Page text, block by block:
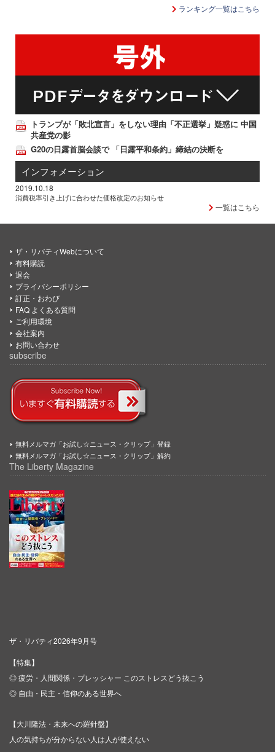
ランキング一覧はこちら
トランプが「敗北宣言」をしない理由「不正選挙」疑惑に 中国
共産党の影
G20の日露首脳会談で 「日露平和条約」締結の決断を
インフォメーション
2019.10.18
消費税率引き上げに合わせた価格改定のお知らせ
一覧はこちら
ザ・リバティWebについて
有料購読
退会
プライバシーポリシー
訂正・おわび
FAQ よくある質問
ご利用環境
会社案内
お問い合わせ
subscribe
無料メルマガ「お試し☆ニュース・クリップ」登録
無料メルマガ「お試し☆ニュース・クリップ」解約
The Liberty Magazine
ザ・リバティ2026年9月号
【特集】
◎ 疲労・人間関係・プレッシャー このストレスどう抜こう
◎ 自由・民主・信仰のある世界へ
【大川隆法・未来への羅針盤】
人の気持ちが分からない人は人が使えない